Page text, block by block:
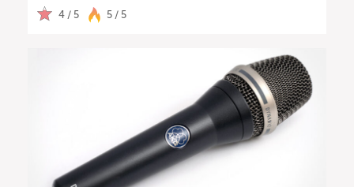
4 / 5 5 / 5